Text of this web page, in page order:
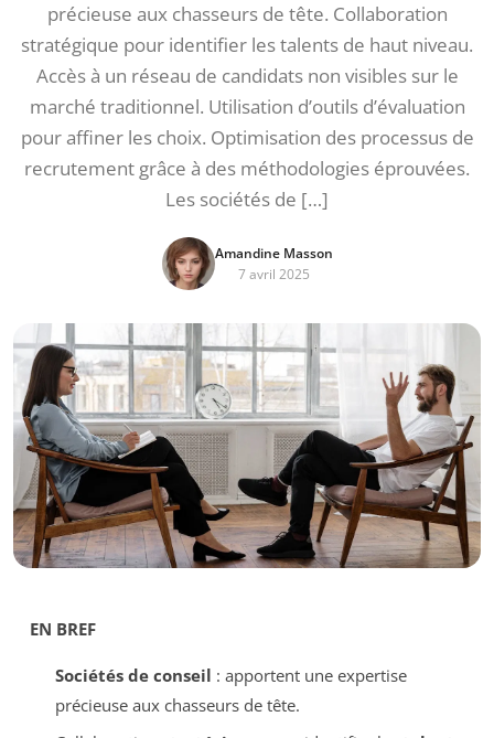
précieuse aux chasseurs de tête. Collaboration
stratégique pour identifier les talents de haut niveau.
Accès à un réseau de candidats non visibles sur le
marché traditionnel. Utilisation d’outils d’évaluation
pour affiner les choix. Optimisation des processus de
recrutement grâce à des méthodologies éprouvées.
Les sociétés de […]
Amandine Masson
7 avril 2025
EN BREF
Sociétés de conseil : apportent une expertise
précieuse aux chasseurs de tête.